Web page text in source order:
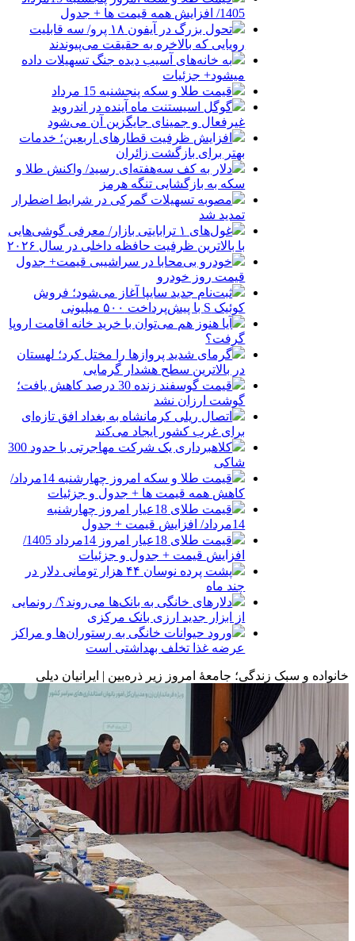
1405/ افزایش همه قیمت ها + جدول
تحول بزرگ در آیفون ۱۸ پرو/ سه قابلیت
رویایی که بالاخره به حقیقت می‌پیوندند
به خانه‌های آسیب دیده جنگ تسهیلات داده
میشود+ جزئیات
قیمت طلا و سکه پنجشنبه 15 مرداد
گوگل اسیستنت ماه آینده در اندروید
غیرفعال و جمینای جایگزین آن می‌شود
افزایش ظرفیت قطارهای اربعین؛ خدمات
بهتر برای بازگشت زائران
دلار به کف سه‌هفته‌ای رسید/ واکنش طلا و
سکه به بازگشایی تنگه هرمز
مصوبه تسهیلات گمرکی در شرایط اضطرار
تمدید شد
غول‌های ۱ ترابایتی بازار/ معرفی گوشی‌هایی
با بالاترین ظرفیت حافظه داخلی در سال ۲۰۲۶
خودرو بی‌محابا در سراشیبی قیمت+ جدول
قیمت روز خودرو
ثبت‌نام جدید سایپا آغاز می‌شود؛ فروش
کوئیک S با پیش‌پرداخت ۵۰۰ میلیونی
آیا هنوز هم می‌توان با خرید خانه اقامت اروپا
گرفت؟
گرمای شدید پروازها را مختل کرد؛ لهستان
در بالاترین سطح هشدار گرمایی
قیمت گوسفند زنده 30 درصد کاهش یافت؛
گوشت ارزان نشد
اتصال ریلی کرمانشاه به بغداد افق تازه‌ای
برای غرب کشور ایجاد می‌کند
کلاهبرداری یک شرکت مهاجرتی با حدود 300
شاکی
قیمت طلا و سکه امروز چهارشنبه 14مرداد/
کاهش همه قیمت ها + جدول و جزئیات
قیمت طلای 18عیار امروز چهارشنبه
14مرداد/ افزایش قیمت + جدول
قیمت طلای 18عیار امروز 14مرداد 1405/
افزایش قیمت + جدول و جزئیات
پشت پرده نوسان ۴۴ هزار تومانی دلار در
چند ماه
دلارهای خانگی به بانک‌ها می‌روند؟/ رونمایی
از ابزار جدید ارزی بانک مرکزی
ورود حیوانات خانگی به رستوران‌ها و مراکز
عرضه غذا تخلف بهداشتی است
خانواده و سبک‌ زندگی؛ جامعهٔ امروز زیر ذره‌بین | ایرانیان دیلی